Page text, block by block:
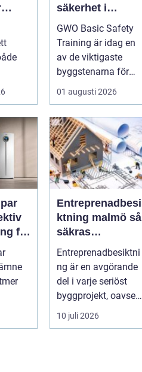
säkerhet i
vindkraftsbrans
chen
GWO Basic Safety
Training är idag en
av de viktigaste
byggstenarna för
alla som vill arbet...
01 augusti 2026
för
Entreprenadbesi
ktning malmö så
säkras
kvaliteten i
byggprojekt
Entreprenadbesiktni
ng är en avgörande
del i varje seriöst
byggprojekt, oavsett
om det handlar om
en ...
10 juli 2026